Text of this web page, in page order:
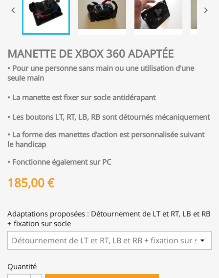
 
MANETTE DE XBOX 360 ADAPTÉE
• Pour une personne sans main ou une utilisation d'une
seule main
• La manette est fixer sur socle antidérapant
• Les boutons LT, RT, LB, RB sont détournés mécaniquement
• La forme des manettes d'action est personnalisée suivant
le handicap
• Fonctionne également sur PC
185,00 €
Adaptations proposées : Détournement de LT et RT, LB et RB
+ fixation sur socle
Quantité